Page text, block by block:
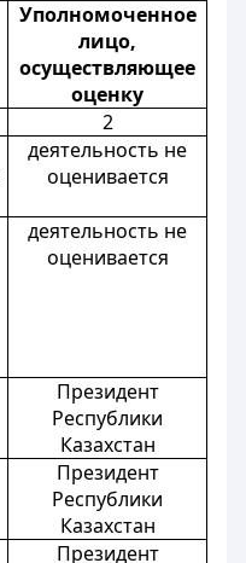
Уполномоченное
лицо,
осуществляющее
оценку
2
деятельность не
оценивается
деятельность не
оценивается
Президент
Республики
Казахстан
Президент
Республики
Казахстан
Президент